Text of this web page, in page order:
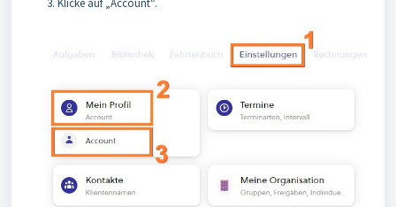
3. Klicke auf „Account“.